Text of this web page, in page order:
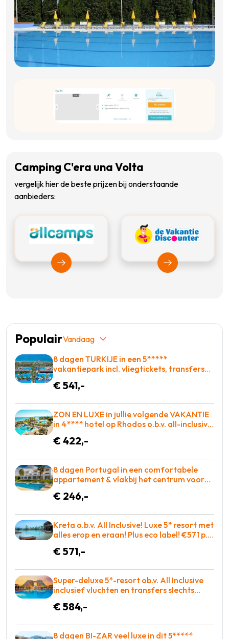
Camping C'era una Volta
vergelijk hier de beste prijzen bij onderstaande
aanbieders:
Bekijk Allcamps Bekijk
PopulairVandaag
8 dagen TURKIJE in een 5*****
vakantiepark incl. vliegtickets, transfers
€ 541,-
ZON EN LUXE in jullie volgende VAKANTIE
in 4**** hotel op Rhodos o.b.v. all-inclusive
€ 422,-
8 dagen Portugal in een comfortabele
appartement & vlakbij het centrum voor
€ 246,-
Kreta o.b.v. All Inclusive! Luxe 5* resort met
alles erop en eraan! Plus eco label! €571 p.p.
€ 571,-
Super-deluxe 5*-resort ob.v. All Inclusive
inclusief vluchten en transfers slechts
€ 584,-
8 dagen BI-ZAR veel luxe in dit 5*****